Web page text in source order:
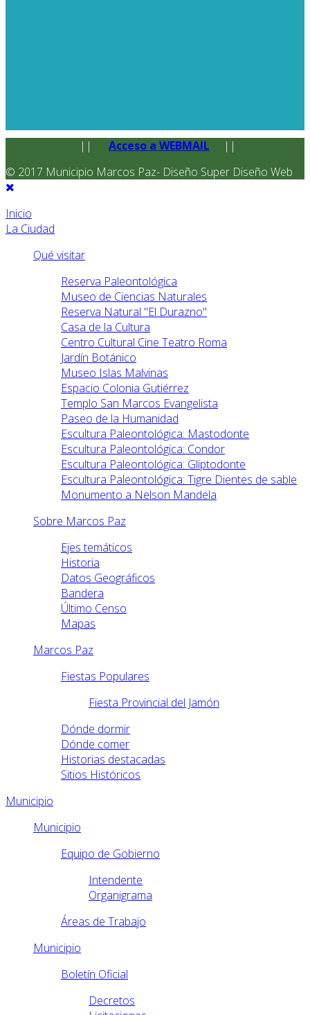
|| Acceso a WEBMAIL
||
© 2017 Municipio Marcos Paz- Diseño Super Diseño Web
Inicio
La Ciudad
Qué visitar
Reserva Paleontológica
Museo de Ciencias Naturales
Reserva Natural "El Durazno"
Casa de la Cultura
Centro Cultural Cine Teatro Roma
Jardín Botánico
Museo Islas Malvinas
Espacio Colonia Gutiérrez
Templo San Marcos Evangelista
Paseo de la Humanidad
Escultura Paleontológica: Mastodonte
Escultura Paleontológica: Condor
Escultura Paleontológica: Gliptodonte
Escultura Paleontológica: Tigre Dientes de sable
Monumento a Nelson Mandela
Sobre Marcos Paz
Ejes temáticos
Historia
Datos Geográficos
Bandera
Último Censo
Mapas
Marcos Paz
Fiestas Populares
Fiesta Provincial del Jamón
Dónde dormir
Dónde comer
Historias destacadas
Sitios Históricos
Municipio
Municipio
Equipo de Gobierno
Intendente
Organigrama
Áreas de Trabajo
Municipio
Boletín Oficial
Decretos